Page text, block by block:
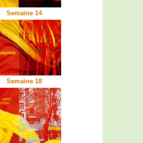
Semaine 14
Semaine 18